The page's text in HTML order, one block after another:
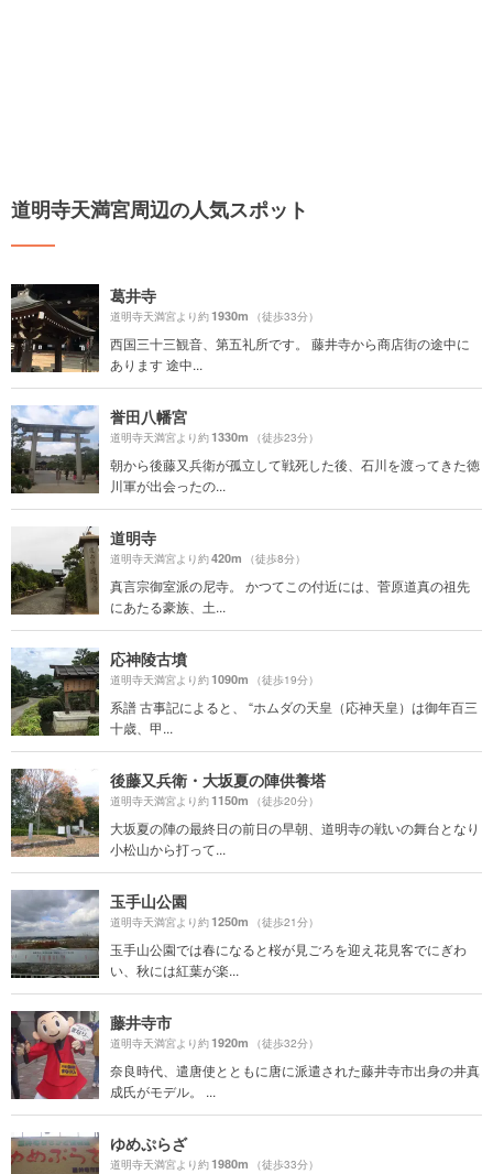
道明寺天満宮周辺の人気スポット
葛井寺
道明寺天満宮より約1930m （徒歩33分）
西国三十三観音、第五礼所です。 藤井寺から商店街の途中に
あります 途中...
誉田八幡宮
道明寺天満宮より約1330m （徒歩23分）
朝から後藤又兵衛が孤立して戦死した後、石川を渡ってきた徳
川軍が出会ったの...
道明寺
道明寺天満宮より約420m （徒歩8分）
真言宗御室派の尼寺。 かつてこの付近には、菅原道真の祖先
にあたる豪族、土...
応神陵古墳
道明寺天満宮より約1090m （徒歩19分）
系譜 古事記によると、 “ホムダの天皇（応神天皇）は御年百三
十歳、甲...
後藤又兵衛・大坂夏の陣供養塔
道明寺天満宮より約1150m （徒歩20分）
大坂夏の陣の最終日の前日の早朝、道明寺の戦いの舞台となり
小松山から打って...
玉手山公園
道明寺天満宮より約1250m （徒歩21分）
玉手山公園では春になると桜が見ごろを迎え花見客でにぎわ
い、秋には紅葉が楽...
藤井寺市
道明寺天満宮より約1920m （徒歩32分）
奈良時代、遣唐使とともに唐に派遣された藤井寺市出身の井真
成氏がモデル。 ...
ゆめぷらざ
道明寺天満宮より約1980m （徒歩33分）